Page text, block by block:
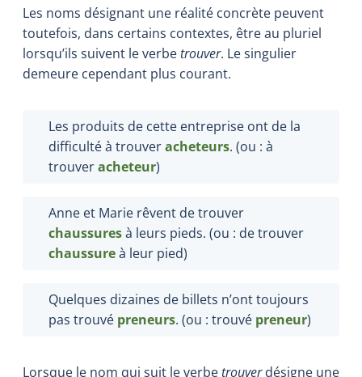
Les noms désignant une réalité concrète peuvent
toutefois, dans certains contextes, être au pluriel
lorsqu’ils suivent le verbetrouver. Le singulier
demeure cependant plus courant.
Les produits de cette entreprise ont de la
difficulté à trouveracheteurs. (ou : à
trouveracheteur)
Anne et Marie rêvent de trouver
chaussuresà leurs pieds. (ou : de trouver
chaussureà leur pied)
Quelques dizaines de billets n’ont toujours
pas trouvé preneurs. (ou : trouvé preneur)
Lorsque le nom qui suit le verbetrouverdésigne une